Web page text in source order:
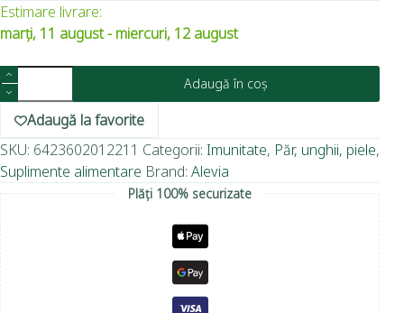
Estimare livrare:
marți, 11 august - miercuri, 12 august
Adaugă în coș
Adaugă la favorite
SKU: 6423602012211 Categorii: Imunitate, Păr, unghii, piele,
Suplimente alimentare Brand: Alevia
Plăți 100% securizate